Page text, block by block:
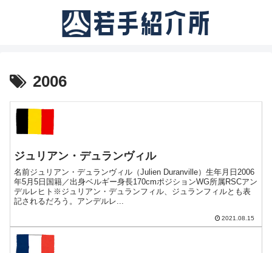
2006
ジュリアン・デュランヴィル
名前ジュリアン・デュランヴィル（Julien Duranville）生年月日2006
年5月5日国籍／出身ベルギー身長170cmポジションWG所属RSCアン
デルレヒト※ジュリアン・デュランフィル、ジュランフィルとも表
記されるだろう。アンデルレ...
2021.08.15